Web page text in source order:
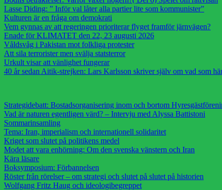
Lasse Diding: ” Inför val låter alla partier lite som kommunister”
Kulturen är en fråga om demokrati
Vem gynnas av att regeringen prioriterar flyget framför järnvägen?
Enade för KLIMATET den 22, 23 augusti 2026
Våldsvåg i Pakistan mot folkliga protester
Att sila terrorister men svälja statsterror
Urkult visar att vänlighet fungerar
40 år sedan Aitik-strejken: Lars Karlsson skriver själv om vad som
Strategidebatt: Bostadsorganisering inom och bortom
Vad är naturen egentligen värd? – Intervju med Alyssa Battistoni
Sommarinsamling
Tema: Iran, imperialism och internationell solidaritet
Kriget som slutet på politikens medel
Modet att vara enhörning: Om den svenska vänstern och Iran
Kära läsare
Boksymposium: Förbannelsen
Röster från rörelser – om strategi och slutet på slutet på historien
Wolfgang Fritz Haug och ideologibegreppet